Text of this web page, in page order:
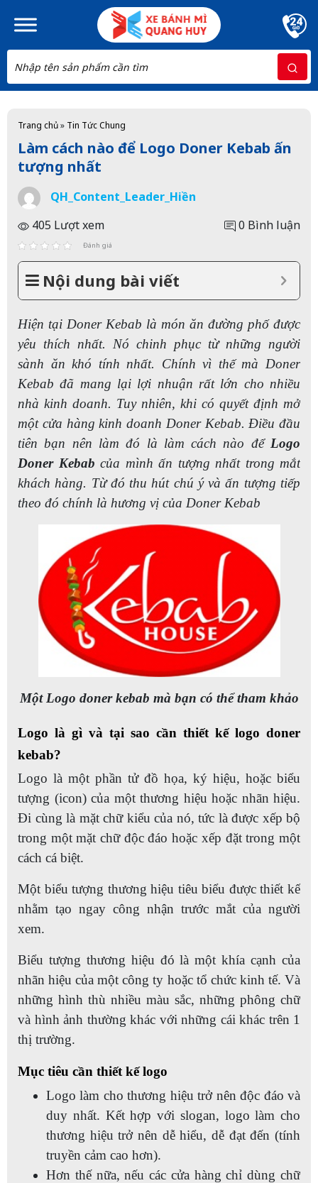
Skip to main content
Trang chủ» Tin Tức Chung
Làm cách nào để Logo Doner Kebab ấn
tượng nhất
QH_Content_Leader_Hiền
405 Lượt xem
0 Bình luận
Đánh giá
Nội dung bài viết
Hiện tại Doner Kebab là món ăn đường phố được
yêu thích nhất. Nó chinh phục từ những người
sành ăn khó tính nhất. Chính vì thế mà Doner
Kebab đã mang lại lợi nhuận rất lớn cho nhiều
nhà kinh doanh. Tuy nhiên, khi có quyết định mở
một cửa hàng kinh doanh Doner Kebab. Điều đầu
tiên bạn nên làm đó là làm cách nào để Logo
Doner Kebab của mình ấn tượng nhất trong mắt
khách hàng. Từ đó thu hút chú ý và ấn tượng tiếp
theo đó chính là hương vị của Doner Kebab
Một Logo doner kebab mà bạn có thể tham khảo
Logo là gì và tại sao cần thiết kế logo doner
kebab?
Logo là một phần tử đồ họa, ký hiệu, hoặc biểu
tượng (icon) của một thương hiệu hoặc nhãn hiệu.
Đi cùng là mặt chữ kiểu của nó, tức là được xếp bộ
trong một mặt chữ độc đáo hoặc xếp đặt trong một
cách cá biệt.
Một biểu tượng thương hiệu tiêu biểu được thiết kế
nhằm tạo ngay công nhận trước mắt của người
xem.
Biểu tượng thương hiệu đó là một khía cạnh của
nhãn hiệu của một công ty hoặc tổ chức kinh tế. Và
những hình thù nhiều màu sắc, những phông chữ
và hình ảnh thường khác với những cái khác trên 1
thị trường.
Mục tiêu cần thiết kế logo
Logo làm cho thương hiệu trở nên độc đáo và
duy nhất. Kết hợp với slogan, logo làm cho
thương hiệu trở nên dễ hiểu, dễ đạt đến (tính
truyền cảm cao hơn).
Hơn thế nữa, nếu các cửa hàng chỉ dùng chữ